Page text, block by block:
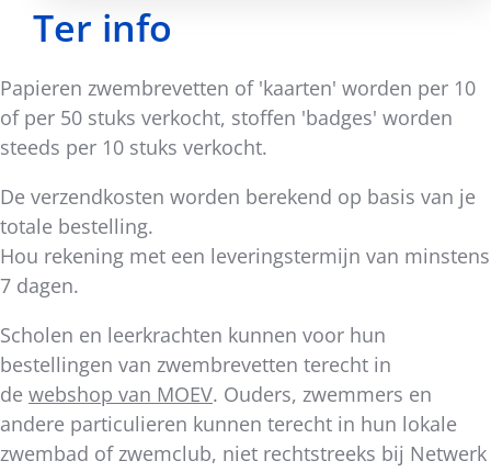
Ter info
Papieren zwembrevetten of 'kaarten' worden per 10
of per 50 stuks verkocht, stoffen 'badges' worden
steeds per 10 stuks verkocht.
De verzendkosten worden berekend op basis van je
totale bestelling.
Hou rekening met een leveringstermijn van minstens
7 dagen.
Scholen en leerkrachten kunnen voor hun
bestellingen van zwembrevetten terecht in
de webshop van MOEV. Ouders, zwemmers en
andere particulieren kunnen terecht in hun lokale
zwembad of zwemclub, niet rechtstreeks bij Netwerk